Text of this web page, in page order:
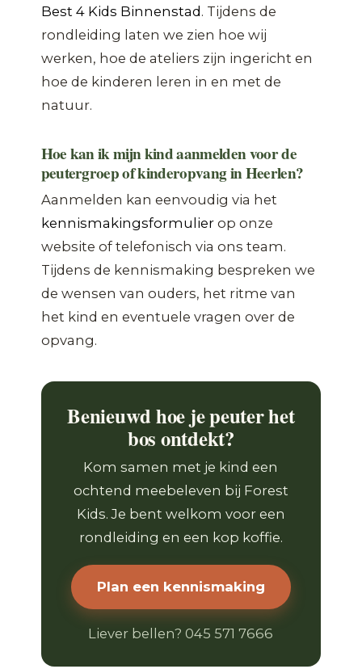
Best 4 Kids Binnenstad . Tijdens de
rondleiding laten we zien hoe wij
werken, hoe de ateliers zijn ingericht en
hoe de kinderen leren in en met de
natuur.
Hoe kan ik mijn kind aanmelden voor de
peutergroep of kinderopvang in Heerlen?
Aanmelden kan eenvoudig via het
kennismakingsformulierop onze
website of telefonisch via ons team.
Tijdens de kennismaking bespreken we
de wensen van ouders, het ritme van
het kind en eventuele vragen over de
opvang.
Benieuwd hoe je peuter het
bos ontdekt?
Kom samen met je kind een
ochtend meebeleven bij Forest
Kids. Je bent welkom voor een
rondleiding en een kop koffie.
Plan een kennismaking
Liever bellen? 045 571 7666